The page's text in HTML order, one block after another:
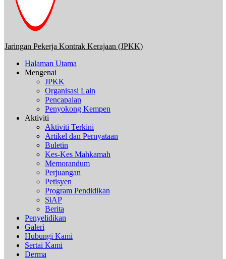
Jaringan Pekerja Kontrak Kerajaan (JPKK)
Halaman Utama
Mengenai
JPKK
Organisasi Lain
Pencapaian
Penyokong Kempen
Aktiviti
Aktiviti Terkini
Artikel dan Pernyataan
Buletin
Kes-Kes Mahkamah
Memorandum
Perjuangan
Petisyen
Program Pendidikan
SiAP
Berita
Penyelidikan
Galeri
Hubungi Kami
Sertai Kami
Derma